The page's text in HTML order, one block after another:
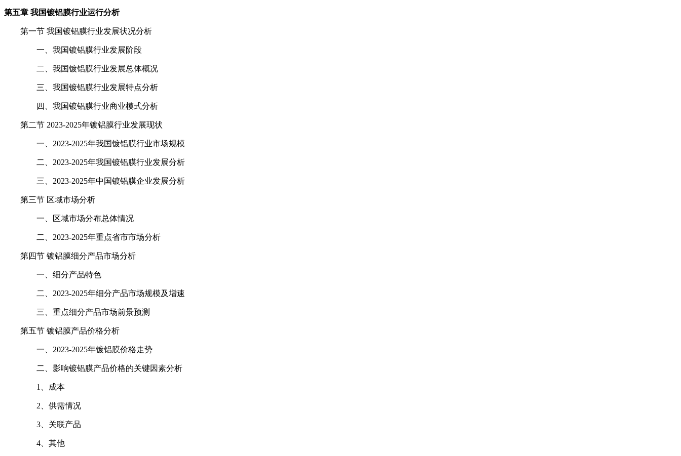
第五章 我国镀铝膜行业运行分析
第一节 我国镀铝膜行业发展状况分析
一、我国镀铝膜行业发展阶段
二、我国镀铝膜行业发展总体概况
三、我国镀铝膜行业发展特点分析
四、我国镀铝膜行业商业模式分析
第二节 2023-2025年镀铝膜行业发展现状
一、2023-2025年我国镀铝膜行业市场规模
二、2023-2025年我国镀铝膜行业发展分析
三、2023-2025年中国镀铝膜企业发展分析
第三节 区域市场分析
一、区域市场分布总体情况
二、2023-2025年重点省市市场分析
第四节 镀铝膜细分产品市场分析
一、细分产品特色
二、2023-2025年细分产品市场规模及增速
三、重点细分产品市场前景预测
第五节 镀铝膜产品价格分析
一、2023-2025年镀铝膜价格走势
二、影响镀铝膜产品价格的关键因素分析
1、成本
2、供需情况
3、关联产品
4、其他